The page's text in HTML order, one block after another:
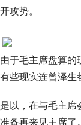
开攻势。
由于毛主席盘算的
有些现实连曾泽生
是以，在与毛主席
准备再来见主席了。